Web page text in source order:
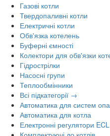
Газові котли
Твердопаливні котли
Електричні котли
Обв'язка котелень
Буферні ємності
Колектори для обв'язки
Гідрострілки
Насосні групи
Теплообмінники
Всі підкатегорії →
Автоматика для систем
Автоматика для котла
Електронні регулятори